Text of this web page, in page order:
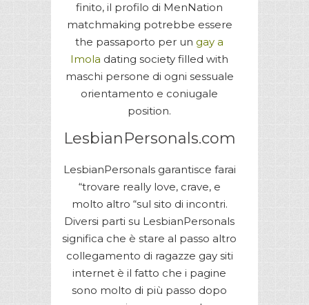
finito, il profilo di MenNation
matchmaking potrebbe essere
the passaporto per un gay a
Imola dating society filled with
maschi persone di ogni sessuale
orientamento e coniugale
position.
LesbianPersonals.com
LesbianPersonals garantisce farai
“trovare really love, crave, e
molto altro “sul sito di incontri.
Diversi parti su LesbianPersonals
significa che è stare al passo altro
collegamento di ragazze gay siti
internet è il fatto che i pagine
sono molto di più passo dopo